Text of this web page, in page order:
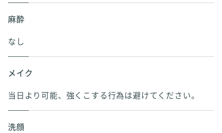
麻酔
なし
メイク
当日より可能、強くこする行為は避けてください。
洗顔